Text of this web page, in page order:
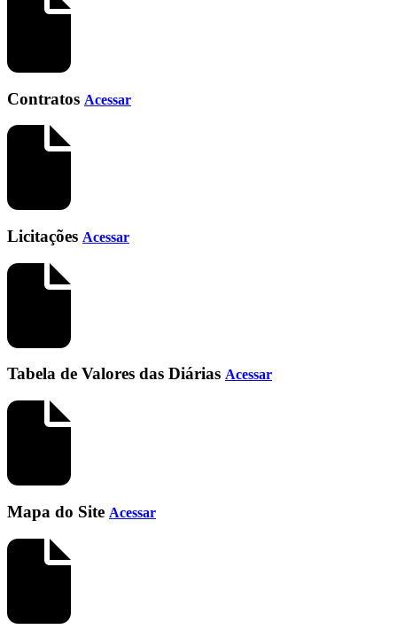
Contratos Acessar
Licitações Acessar
Tabela de Valores das Diárias Acessar
Mapa do Site Acessar